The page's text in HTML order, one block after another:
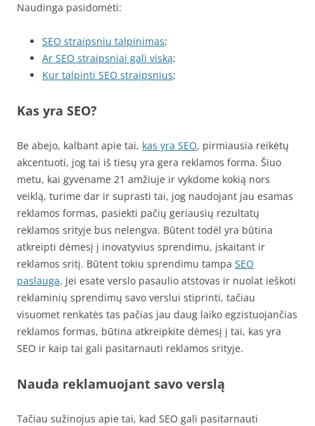
Naudinga pasidomėti:
SEO straipsniu talpinimas;
Ar SEO straipsniai gali viską;
Kur talpinti SEO straipsnius;
Kas yra SEO?
Be abejo, kalbant apie tai, kas yra SEO, pirmiausia reikėtų
akcentuoti, jog tai iš tiesų yra gera reklamos forma. Šiuo
metu, kai gyvename 21 amžiuje ir vykdome kokią nors
veiklą, turime dar ir suprasti tai, jog naudojant jau esamas
reklamos formas, pasiekti pačių geriausių rezultatų
reklamos srityje bus nelengva. Būtent todėl yra būtina
atkreipti dėmesį į inovatyvius sprendimu, įskaitant ir
reklamos sritį. Būtent tokiu sprendimu tampa SEO
paslauga. Jei esate verslo pasaulio atstovas ir nuolat ieškoti
reklaminių sprendimų savo verslui stiprinti, tačiau
visuomet renkatės tas pačias jau daug laiko egzistuojančias
reklamos formas, būtina atkreipkite dėmesį į tai, kas yra
SEO ir kaip tai gali pasitarnauti reklamos srityje.
Nauda reklamuojant savo verslą
Tačiau sužinojus apie tai, kad SEO gali pasitarnauti